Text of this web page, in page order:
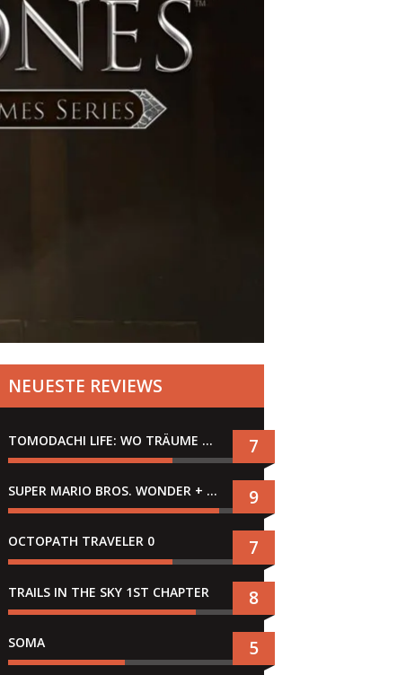
NEUESTE REVIEWS
TOMODACHI LIFE: WO TRÄUME WAHR WERDEN 7
SUPER MARIO BROS. WONDER + GEMEINSAM IM BELLABEL-PARK 9
OCTOPATH TRAVELER 0 7
TRAILS IN THE SKY 1ST CHAPTER 8
SOMA 5